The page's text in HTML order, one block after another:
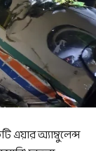
এয়ার অ্যাম্বুলেন্স